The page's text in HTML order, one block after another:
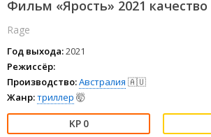
Фильм «Ярость» 2021 качество
Rage
Год выхода:2021
Режиссёр:
Производство:Австралия 🇦🇺
Жанр:триллер 🤯
0